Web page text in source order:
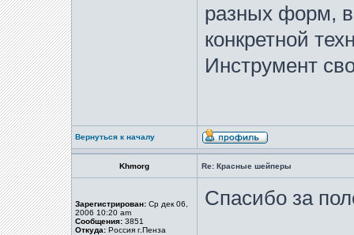
разных форм,
конкретной
Инструмент
Вернуться к началу
Khmorg Re: Красные шейперы
Зарегистрирован: Ср дек 06,
2006 10:20 am
Сообщения: 3851
Откуда: Россия г.Пенза
Спасибо за